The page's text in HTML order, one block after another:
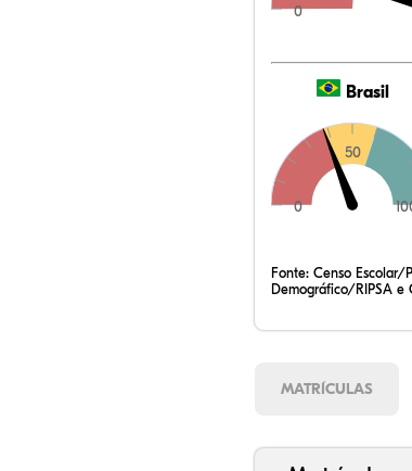
0
Brasil
0
50
Fonte: Censo Escolar/
Demográfico/RIPSA
MATRÍCULAS